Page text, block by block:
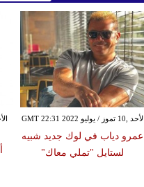
الأحد ,10 تموز / يوليو GMT 22:31 2022
عمرو دياب في لوك جديد شبيه
لستايل "تملي معاك"